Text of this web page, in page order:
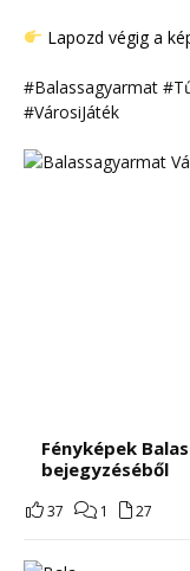
Lapozd végig a
#Balassagyarmat
#VárosiJáték
Fényképek
bejegyzéséből
37 1 27